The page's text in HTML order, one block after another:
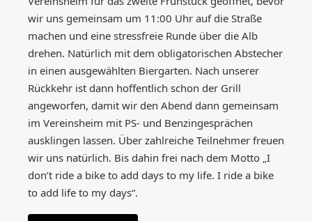
wir uns gemeinsam um 11:00 Uhr auf die Straße
machen und eine stressfreie Runde über die Alb
drehen. Natürlich mit dem obligatorischen Abstecher
in einen ausgewählten Biergarten. Nach unserer
Rückkehr ist dann hoffentlich schon der Grill
angeworfen, damit wir den Abend dann gemeinsam
im Vereinsheim mit PS- und Benzingesprächen
ausklingen lassen. Über zahlreiche Teilnehmer freuen
wir uns natürlich. Bis dahin frei nach dem Motto „I
don’t ride a bike to add days to my life. I ride a bike
to add life to my days“.